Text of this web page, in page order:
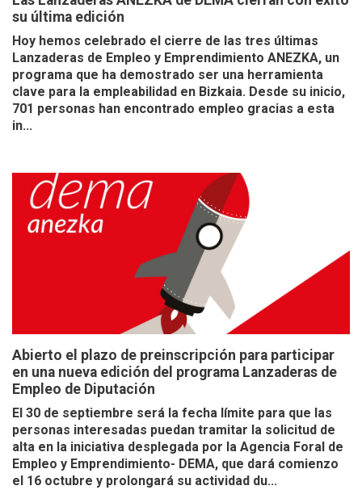
su última edición
Hoy hemos celebrado el cierre de las tres últimas
Lanzaderas de Empleo y Emprendimiento ANEZKA, un
programa que ha demostrado ser una herramienta
clave para la empleabilidad en Bizkaia. Desde su inicio,
701 personas han encontrado empleo gracias a esta
in...
Abierto el plazo de preinscripción para participar
en una nueva edición del programa Lanzaderas de
Empleo de Diputación
El 30 de septiembre será la fecha límite para que las
personas interesadas puedan tramitar la solicitud de
alta en la iniciativa desplegada por la Agencia Foral de
Empleo y Emprendimiento- DEMA, que dará comienzo
el 16 octubre y prolongará su actividad du...